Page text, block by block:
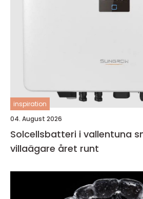
inspiration
04. August 2026
Solcellsbatteri i vallentuna smartare el för
villaägare året runt